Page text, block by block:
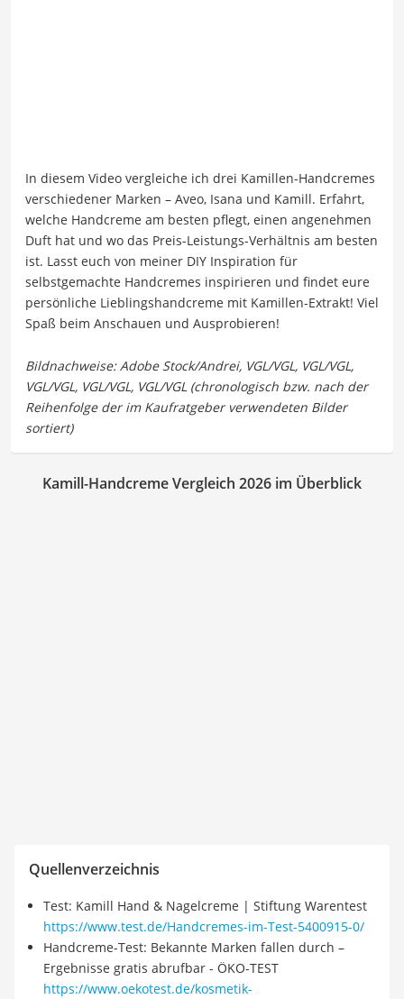
In diesem Video vergleiche ich drei Kamillen-Handcremes
verschiedener Marken – Aveo, Isana und Kamill. Erfahrt,
welche Handcreme am besten pflegt, einen angenehmen
Duft hat und wo das Preis-Leistungs-Verhältnis am besten
ist. Lasst euch von meiner DIY Inspiration für
selbstgemachte Handcremes inspirieren und findet eure
persönliche Lieblingshandcreme mit Kamillen-Extrakt! Viel
Spaß beim Anschauen und Ausprobieren!
Kamill-Handcreme Vergleich 2026 im Überblick
Quellenverzeichnis
Test: Kamill Hand & Nagelcreme | Stiftung Warentest
https://www.test.de/Handcremes-im-Test-5400915-0/
Handcreme-Test: Bekannte Marken fallen durch –
Ergebnisse gratis abrufbar - ÖKO-TEST
https://www.oekotest.de/kosmetik-